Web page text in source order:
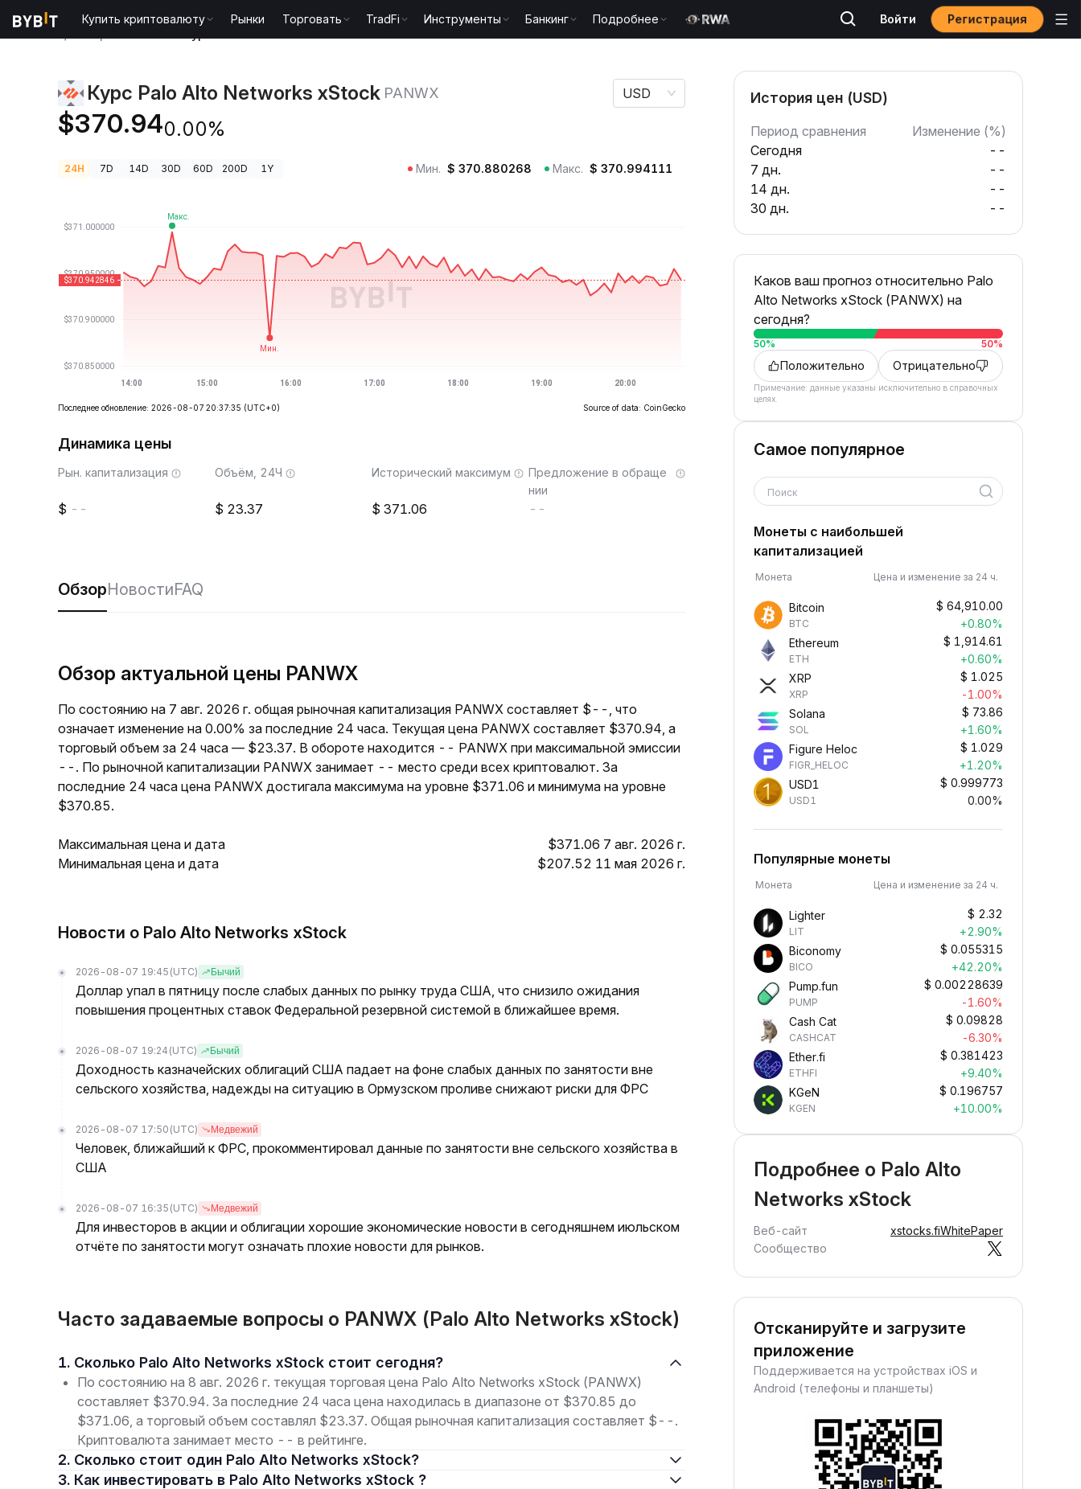
Купить криптовалюту Рынки Торговать TradFi Инструменты Банкинг Подробнее Войти Регистрация
Курс Palo Alto Networks xStock PANWX
$370.940.00%
USD
24H 7D 14D 30D 60D 200D 1Y Мин. $ 370.880268 Макс. $ 370.994111
Последнее обновление: 2026-08-07 20:37:35 (UTC+0) Source of data: CoinGecko
Динамика цены
Рын. капитализация
--
Объём, 24Ч
23.37
Исторический максимум
371.06
Предложение в обраще
нии
--
ОбзорНовостиFAQ
Обзор актуальной цены PANWX
По состоянию на 7 авг. 2026 г. общая рыночная капитализация PANWX составляет $--, что
означает изменение на 0.00% за последние 24 часа. Текущая цена PANWX составляет $370.94, а
торговый объем за 24 часа — $23.37. В обороте находится -- PANWX при максимальной эмиссии
--. По рыночной капитализации PANWX занимает -- место среди всех криптовалют. За
последние 24 часа цена PANWX достигала максимума на уровне $371.06 и минимума на уровне
$370.85.
Максимальная цена и дата
$371.06 7 авг. 2026 г.
Минимальная цена и дата
$207.52 11 мая 2026 г.
Новости о Palo Alto Networks xStock
2026-08-07 19:45 (UTC) Бычий
Доллар упал в пятницу после слабых данных по рынку труда США, что снизило ожидания
повышения процентных ставок Федеральной резервной системой в ближайшее время.
2026-08-07 19:24 (UTC) Бычий
Доходность казначейских облигаций США падает на фоне слабых данных по занятости вне
сельского хозяйства, надежды на ситуацию в Ормузском проливе снижают риски для ФРС
2026-08-07 17:50 (UTC) Медвежий
Человек, ближайший к ФРС, прокомментировал данные по занятости вне сельского хозяйства в
США
2026-08-07 16:35 (UTC) Медвежий
Для инвесторов в акции и облигации хорошие экономические новости в сегодняшнем июльском
отчёте по занятости могут означать плохие новости для рынков.
Часто задаваемые вопросы о PANWX (Palo Alto Networks xStock)
1. Сколько Palo Alto Networks xStock стоит сегодня?
По состоянию на 8 авг. 2026 г. текущая торговая цена Palo Alto Networks xStock (PANWX)
составляет $370.94. За последние 24 часа цена находилась в диапазоне от $370.85 до
$371.06, а торговый объем составлял $23.37. Общая рыночная капитализация составляет $--.
Криптовалюта занимает место -- в рейтинге.
2. Сколько стоит один Palo Alto Networks xStock?
3. Как инвестировать в Palo Alto Networks xStock ?
История цен (USD)
Период сравнения
Изменение (%)
Сегодня
--
7 дн.
--
14 дн.
--
30 дн.
--
Каков ваш прогноз относительно Palo
Alto Networks xStock (PANWX) на
сегодня?
50% 50%
Положительно Отрицательно
Примечание: данные указаны исключительно в справочных
целях.
Самое популярное
Поиск
Монеты с наибольшей
капитализацией
Монета Цена и изменение за 24 ч.
Bitcoin
BTC
$ 64,910.00
+0.80%
Ethereum
ETH
$ 1,914.61
+0.60%
XRP
XRP
$ 1.025
-1.00%
Solana
SOL
$ 73.86
+1.60%
Figure Heloc
FIGR_HELOC
$ 1.029
+1.20%
USD1
USD1
$ 0.999773
0.00%
Популярные монеты
Монета Цена и изменение за 24 ч.
Lighter
LIT
$ 2.32
+2.90%
Biconomy
BICO
$ 0.055315
+42.20%
Pump.fun
PUMP
$ 0.00228639
-1.60%
Cash Cat
CASHCAT
$ 0.09828
-6.30%
Ether.fi
ETHFI
$ 0.381423
+9.40%
KGeN
KGEN
$ 0.196757
+10.00%
Подробнее о Palo Alto
Networks xStock
Веб-сайт xstocks.fiWhitePaper
Сообщество
Отсканируйте и загрузите
приложение
Поддерживается на устройствах iOS и
Android (телефоны и планшеты)